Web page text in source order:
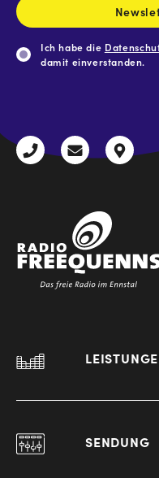
Ich habe die
damit einverstanden.
+43
SENDUNG